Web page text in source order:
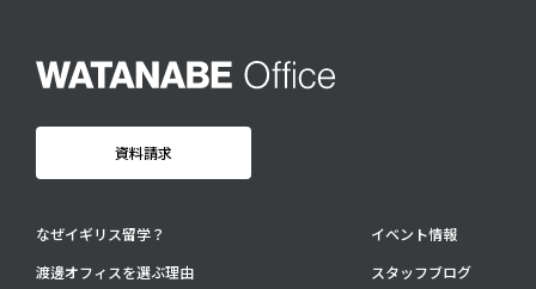
採用情報
WO OB・OG会
お問い合わせ： (平日9:30-17:30)
Please contact
for English information.
資料請求
なぜイギリス留学？
渡邊オフィスを選ぶ理由
イベント情報
スタッフブログ